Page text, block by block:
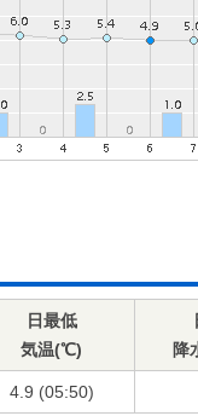
日最低
気温(℃)
降
4.9 (05:50)